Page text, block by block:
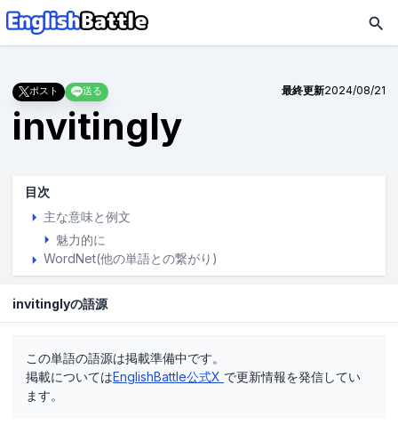
ポスト 送る 最終更新2024/08/21
invitingly
目次
主な意味と例文
魅力的に
WordNet(他の単語との繋がり)
invitinglyの語源
この単語の語源は掲載準備中です。
掲載についてはEnglishBattle公式X で更新情報を発信してい
ます。